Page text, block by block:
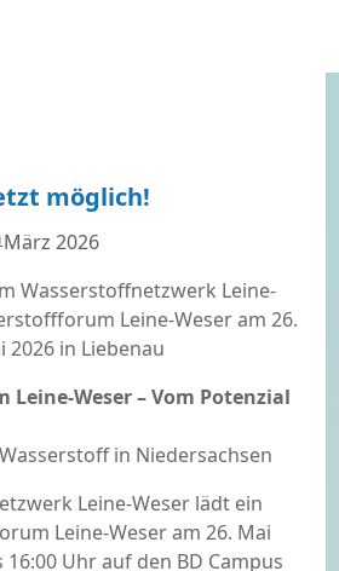
möglich!
2026
Leine-Weser – Vom Potenzial
in Niedersachsen
Leine-Weser lädt ein
Leine-Weser am 26. Mai
16:00 Uhr auf den BD Campus